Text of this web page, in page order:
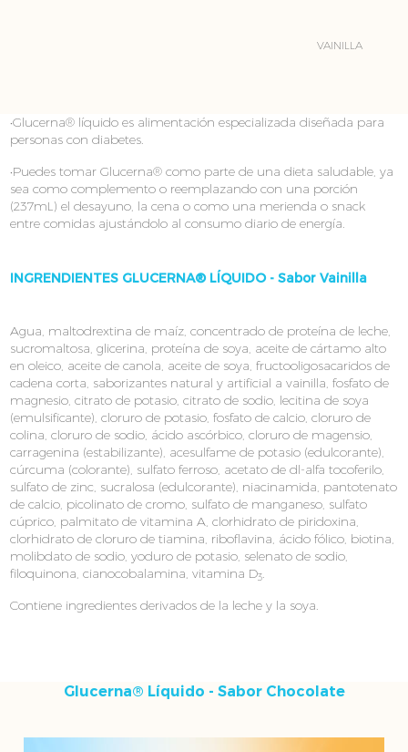
VAINILLA
•Glucerna® líquido es alimentación especializada diseñada para
personas con diabetes.
•Puedes tomar Glucerna® como parte de una dieta saludable, ya
sea como complemento o reemplazando con una porción
(237mL) el desayuno, la cena o como una merienda o snack
entre comidas ajustándolo al consumo diario de energía.
INGRENDIENTES GLUCERNA® LÍQUIDO - Sabor Vainilla
Agua, maltodrextina de maíz, concentrado de proteína de leche,
sucromaltosa, glicerina, proteína de soya, aceite de cártamo alto
en oleico, aceite de canola, aceite de soya, fructooligosacaridos de
cadena corta, saborizantes natural y artificial a vainilla, fosfato de
magnesio, citrato de potasio, citrato de sodio, lecitina de soya
(emulsificante), cloruro de potasio, fosfato de calcio, cloruro de
colina, cloruro de sodio, ácido ascórbico, cloruro de magensio,
carragenina (estabilizante), acesulfame de potasio (edulcorante),
cúrcuma (colorante), sulfato ferroso, acetato de dl-alfa tocoferilo,
sulfato de zinc, sucralosa (edulcorante), niacinamida, pantotenato
de calcio, picolinato de cromo, sulfato de manganeso, sulfato
cúprico, palmitato de vitamina A, clorhidrato de piridoxina,
clorhidrato de cloruro de tiamina, riboflavina, ácido fólico, biotina,
molibdato de sodio, yoduro de potasio, selenato de sodio,
filoquinona, cianocobalamina, vitamina D3.
Contiene ingredientes derivados de la leche y la soya.
Glucerna® Líquido - Sabor Chocolate